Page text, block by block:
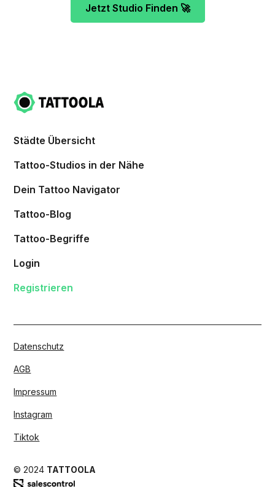
Jetzt Studio Finden 🚀
Städte Übersicht
Tattoo-Studios in der Nähe
Dein Tattoo Navigator
Tattoo-Blog
Tattoo-Begriffe
Login
Registrieren
Datenschutz
AGB
Impressum
Instagram
Tiktok
© 2024 TATTOOLA